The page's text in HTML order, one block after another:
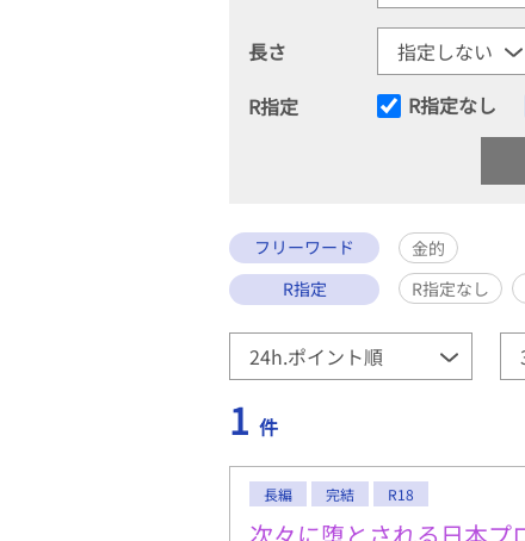
長さ
R指定
R指定なし
フリーワード
金的
R指定
R指定なし
1 件
長編 完結 R18
次々に堕とされる日本プ